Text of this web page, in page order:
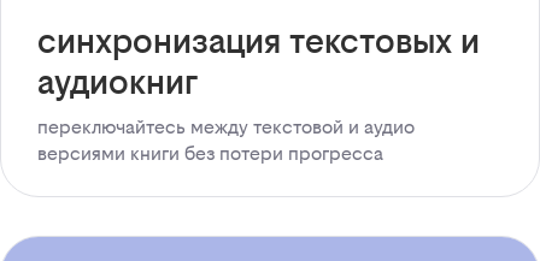
синхронизация текстовых и
аудиокниг
переключайтесь между текстовой и аудио
версиями книги без потери прогресса